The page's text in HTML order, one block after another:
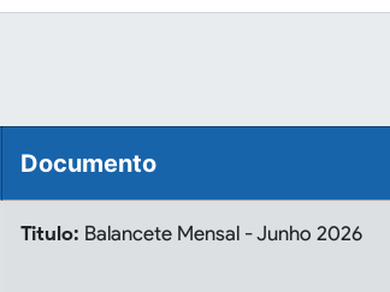
Documento
Titulo: Balancete Mensal - Junho 2026